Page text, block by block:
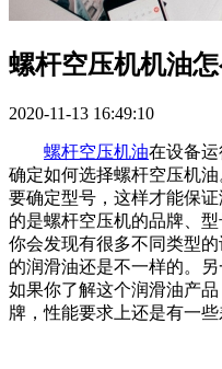
螺杆空压机机油
2020-11-13 16:49:10
螺杆空压机油在设备
确定如何选择螺杆空压机
要确定型号，这样才能保
的是螺杆空压机的品牌、
你会发现有很多不同类型
的润滑油还是不一样的。
如果你了解这个润滑油产
牌，性能要求上还是有一些